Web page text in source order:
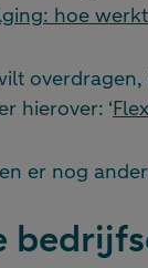
hoe
hierover: ‘
er nog